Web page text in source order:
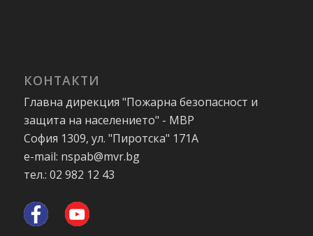
КОНТАКТИ
Главна дирекция "Пожарна безопасност и
защита на населението" - МВР
София 1309, ул. "Пиротска" 171А
e-mail: nspab@mvr.bg
тел.: 02 982 12 43